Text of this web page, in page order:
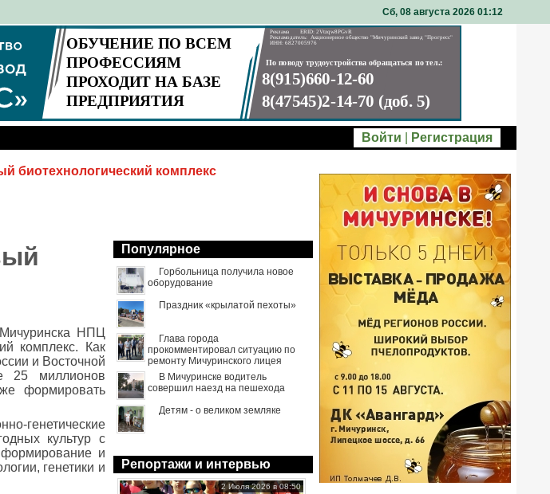
Сб, 08 августа 2026 01 12
Войти Регистрация
биотехнологический комплекс
НПЦ
комплекс. Как
и Восточной
25 миллионов
формировать
генетические
культур с
формирование и
генетики и
Популярное
Горбольница получила новое
оборудование
Праздник «крылатой пехоты»
Глава города
прокомментировал ситуацию по
ремонту Мичуринского лицея
В Мичуринске водитель
совершил наезд на пешехода
Детям - о великом земляке
Репортажи и интервью
2 Июля 2026 в 08:50